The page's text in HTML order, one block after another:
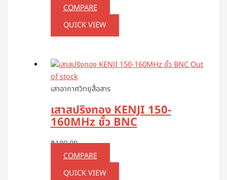
COMPARE
QUICK VIEW
Out
of stock
เสาอากาศวิทยุสื่อสาร
เสาสปริงทอง KENJI 150-
160MHz ขั้ว BNC
฿180.00
COMPARE
QUICK VIEW